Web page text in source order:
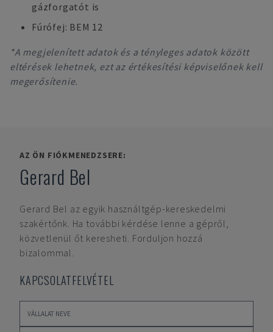
gázforgatót is
Fúrófej: BEM 12
*A megjelenített adatok és a tényleges adatok között
eltérések lehetnek, ezt az értékesítési képviselőnek kell
megerősítenie.
AZ ÖN FIÓKMENEDZSERE:
Gerard Bel
Gerard Bel az egyik használtgép-kereskedelmi
szakértőnk. Ha további kérdése lenne a gépről,
közvetlenül őt keresheti. Forduljon hozzá
bizalommal.
KAPCSOLATFELVÉTEL